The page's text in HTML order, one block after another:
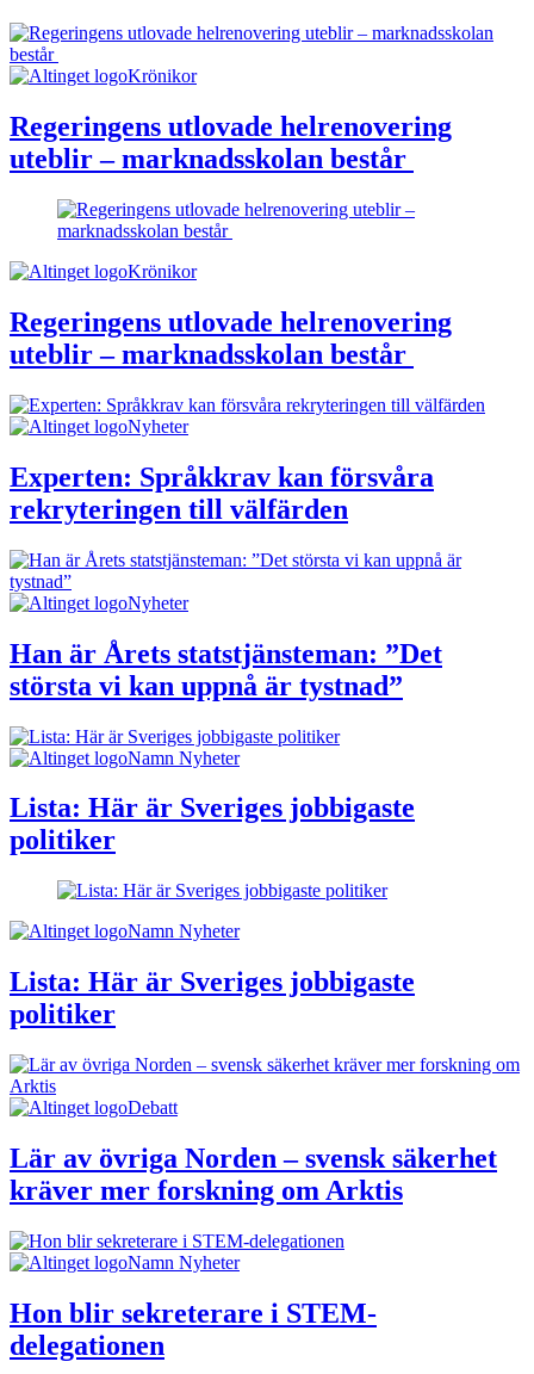
Krönikor
Regeringens utlovade helrenovering
uteblir – marknadsskolan består
Krönikor
Regeringens utlovade helrenovering
uteblir – marknadsskolan består
Nyheter
Experten: Språkkrav kan försvåra
rekryteringen till välfärden
Nyheter
Han är Årets statstjänsteman: ”Det
största vi kan uppnå är tystnad”
Namn Nyheter
Lista: Här är Sveriges jobbigaste
politiker
Namn Nyheter
Lista: Här är Sveriges jobbigaste
politiker
Debatt
Lär av övriga Norden – svensk säkerhet
kräver mer forskning om Arktis
Namn Nyheter
Hon blir sekreterare i STEM-
delegationen